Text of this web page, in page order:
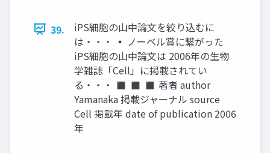
39.
iPS細胞の山中論文を絞り込むに
は・・・ ▪ ノーベル賞に繋がった
iPS細胞の山中論文は 2006年の生物
学雑誌「Cell」に掲載されてい
る・・・ ◼ ◼ ◼ 著者 author
Yamanaka 掲載ジャーナル source
Cell 掲載年 date of publication 2006
年